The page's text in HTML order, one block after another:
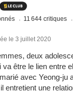
11 644 critiques
le 3 juillet 2020
deux
être le lien entre
avec Yeong-ju
entretient une